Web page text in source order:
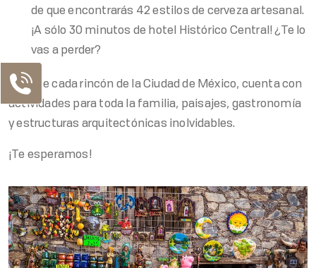
de que encontrarás 42 estilos de cerveza artesanal.
¡A sólo 30 minutos de hotel Histórico Central! ¿Te lo
vas a perder?
Conoce cada rincón de la Ciudad de México, cuenta con
actividades para toda la familia, paisajes, gastronomía
y estructuras arquitectónicas inolvidables.
¡Te esperamos!